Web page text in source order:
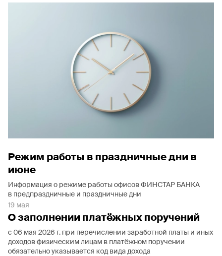
Режим работы в праздничные дни в
июне
Информация о режиме работы офисов ФИНСТАР БАНКА
в предпраздничные и праздничные дни
19 мая
О заполнении платёжных поручений
с 06 мая 2026 г. при перечислении заработной платы и иных
доходов физическим лицам в платёжном поручении
обязательно указывается код вида дохода